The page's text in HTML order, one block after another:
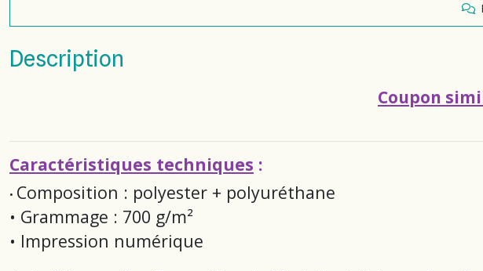
Description
Coupon
Caractéristiques techniques :
• Composition : polyester + polyuréthane
• Grammage : 700 g/m²
• Impression numérique